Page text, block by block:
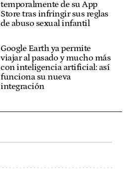
temporalmente de su App
Store tras infringir sus reglas
de abuso sexual infantil
Google Earth ya permite
viajar al pasado y mucho más
con inteligencia artificial: así
funciona su nueva
integración